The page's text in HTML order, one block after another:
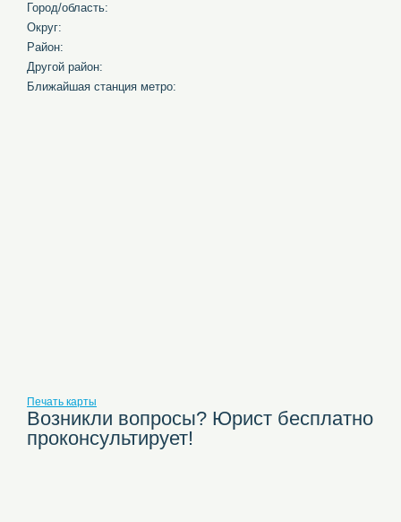
Город/область:
Округ:
Район:
Другой район:
Ближайшая станция метро:
Печать карты
Возникли вопросы? Юрист бесплатно
проконсультирует!